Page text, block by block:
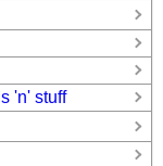
'n' stuff